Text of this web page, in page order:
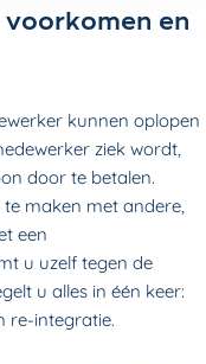
en
kunnen oplopen
ziek wordt,
door te betalen.
maken met andere,
een
u uzelf tegen de
u alles in één keer:
re-integratie.